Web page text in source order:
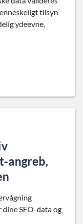
tilsyn
ydeevne,
angreb,
SEO-data og